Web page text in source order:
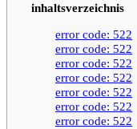
inhaltsverzeichnis
error code: 522
error code: 522
error code: 522
error code: 522
error code: 522
error code: 522
error code: 522